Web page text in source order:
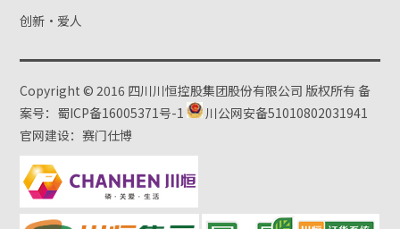
创新·爱人
Copyright © 2016 四川川恒控股集团股份有限公司 版权所有备
案号：蜀ICP备16005371号-1
川公网安备51010802031941
官网建设：赛门仕博